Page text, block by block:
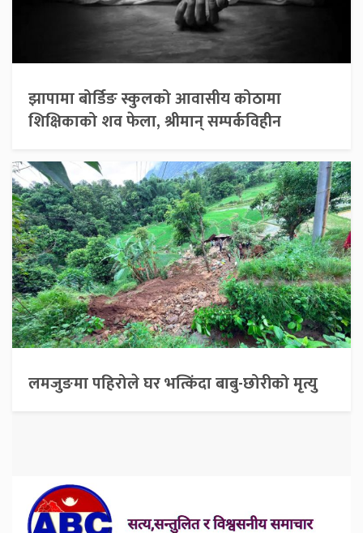
झापामा बोर्डिङ स्कुलको आवासीय कोठामा
शिक्षिकाको शव फेला, श्रीमान् सम्पर्कविहीन
लमजुङमा पहिरोले घर भत्किंदा बाबु-छोरीको मृत्यु